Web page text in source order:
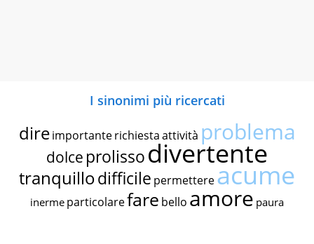
I sinonimi più ricercati
dire importante richiestaattività problema
dolce prolissodivertente
tranquillodifficile permettereacume
inerme particolarefare bello amore paura